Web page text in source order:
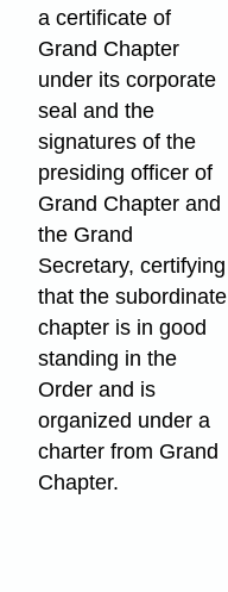
a certificate of
Grand Chapter
under its corporate
seal and the
signatures of the
presiding officer of
Grand Chapter and
the Grand
Secretary, certifying
that the subordinate
chapter is in good
standing in the
Order and is
organized under a
charter from Grand
Chapter.